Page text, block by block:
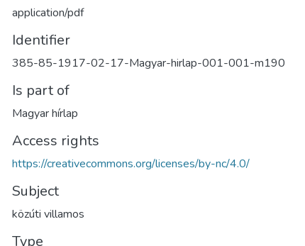
application/pdf
Identifier
385-85-1917-02-17-Magyar-hirlap-001-001-m190
Is part of
Magyar hírlap
Access rights
https://creativecommons.org/licenses/by-nc/4.0/
Subject
közúti villamos
Type